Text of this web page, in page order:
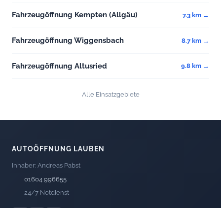
Fahrzeugöffnung Kempten (Allgäu) 7.3 km →
Fahrzeugöffnung Wiggensbach 8.7 km →
Fahrzeugöffnung Altusried 9.8 km →
Alle Einsatzgebiete
AUTOÖFFNUNG LAUBEN
Inhaber: Andreas Pabst
01604 996655
24/7 Notdienst